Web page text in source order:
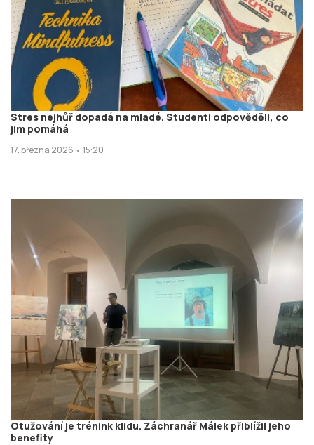
Stres nejhůř dopadá na mladé. Studenti odpověděli, co
jim pomáhá
17. března 2026 • 15:20
Otužování je trénink klidu. Záchranář Málek přiblížil jeho
benefity